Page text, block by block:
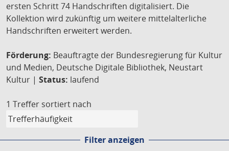
ersten Schritt 74 Handschriften digitalisiert. Die
Kollektion wird zukünftig um weitere mittelalterliche
Handschriften erweitert werden.
Förderung: Beauftragte der Bundesregierung für Kultur
und Medien, Deutsche Digitale Bibliothek, Neustart
Kultur | Status: laufend
1 Treffer sortiert nach
Filter anzeigen